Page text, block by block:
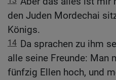
den Juden Mordechai
Königs.
14 Da sprachen zu ihm
alle seine Freunde: Man
fünfzig Ellen hoch, und